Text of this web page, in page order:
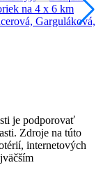
na 4 x 6 km
Garguláková,
je podporovať
Zdroje na túto
internetových